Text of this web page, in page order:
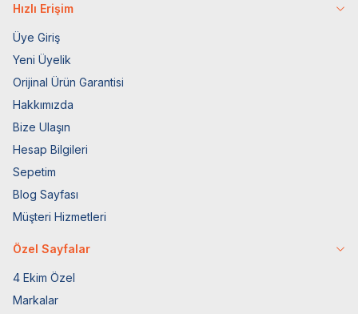
Hızlı Erişim
Üye Giriş
Yeni Üyelik
Orijinal Ürün Garantisi
Hakkımızda
Bize Ulaşın
Hesap Bilgileri
Sepetim
Blog Sayfası
Müşteri Hizmetleri
Özel Sayfalar
4 Ekim Özel
Markalar